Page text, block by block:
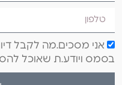
אני מסכים.מה לקבל
בסמס ויודע.ת שאוכל